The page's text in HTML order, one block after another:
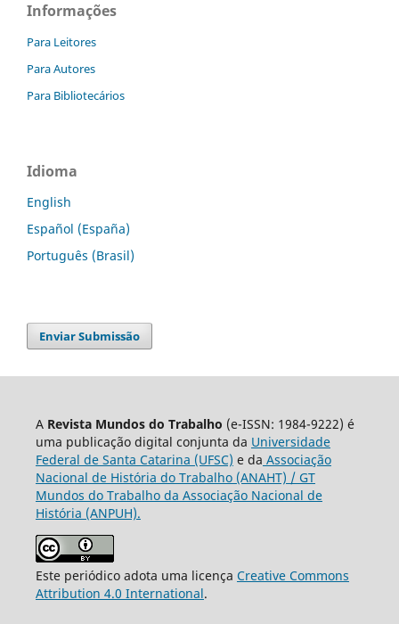
Informações
Para Leitores
Para Autores
Para Bibliotecários
Idioma
English
Español (España)
Português (Brasil)
Enviar Submissão
A Revista Mundos do Trabalho (e-ISSN: 1984-9222) é
uma publicação digital conjunta da Universidade
Federal de Santa Catarina (UFSC) e da Associação
Nacional de História do Trabalho (ANAHT) / GT
Mundos do Trabalho da Associação Nacional de
História (ANPUH).
Este periódico adota uma licença Creative Commons
Attribution 4.0 International.